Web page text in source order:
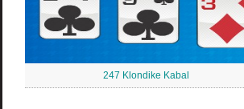
247 Klondike Kabal